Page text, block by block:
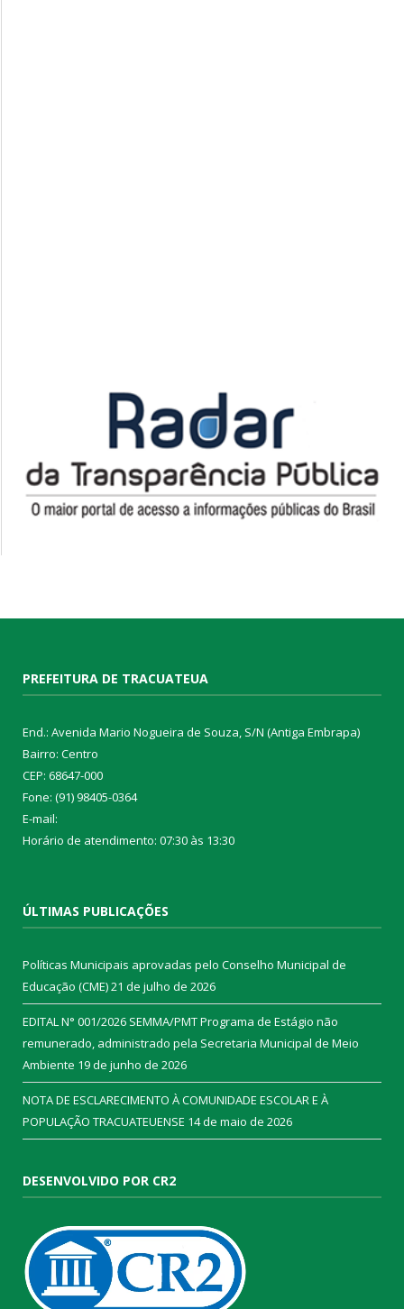
PREFEITURA DE TRACUATEUA
End.: Avenida Mario Nogueira de Souza, S/N (Antiga Embrapa)
Bairro: Centro
CEP: 68647-000
Fone: (91) 98405-0364
E-mail:
Horário de atendimento: 07:30 às 13:30
ÚLTIMAS PUBLICAÇÕES
Políticas Municipais aprovadas pelo Conselho Municipal de
Educação (CME)21 de julho de 2026
EDITAL N° 001/2026 SEMMA/PMT Programa de Estágio não
remunerado, administrado pela Secretaria Municipal de Meio
Ambiente 19 de junho de 2026
NOTA DE ESCLARECIMENTO À COMUNIDADE ESCOLAR E À
POPULAÇÃO TRACUATEUENSE 14 de maio de 2026
DESENVOLVIDO POR CR2